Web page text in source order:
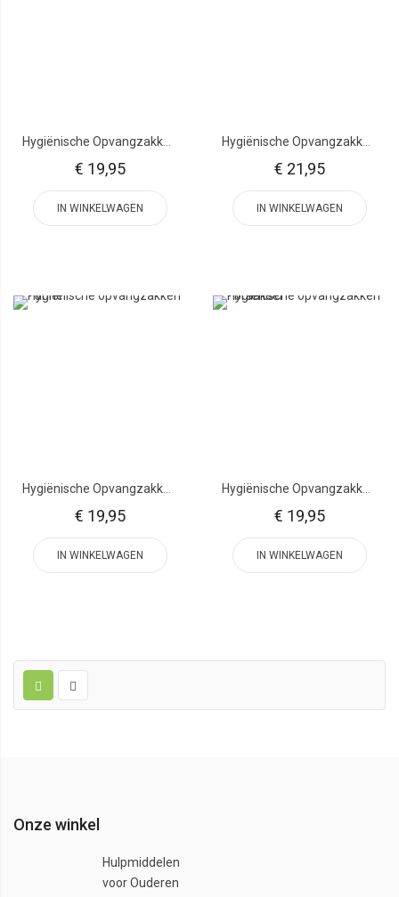
€ 19,95
IN WINKELWAGEN
€ 21,95
IN WINKELWAGEN
€ 19,95
IN WINKELWAGEN
€ 19,95
IN WINKELWAGEN
Onze winkel
Hulpmiddelen
voor Ouderen